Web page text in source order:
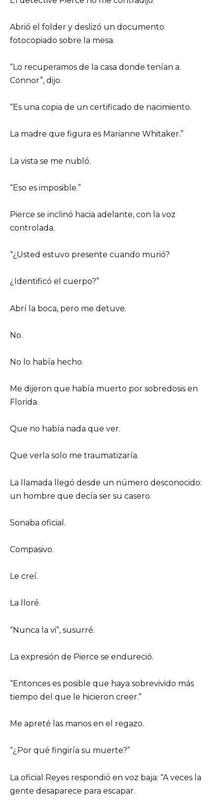
Abrió el folder y deslizó un documento
fotocopiado sobre la mesa.
“Lo recuperamos de la casa donde tenían a
Connor”, dijo.
“Es una copia de un certificado de nacimiento.
La madre que figura es Marianne Whitaker.”
La vista se me nubló.
“Eso es imposible.”
Pierce se inclinó hacia adelante, con la voz
controlada.
“¿Usted estuvo presente cuando murió?
¿Identificó el cuerpo?”
Abrí la boca, pero me detuve.
No.
No lo había hecho.
Me dijeron que había muerto por sobredosis en
Florida.
Que no había nada que ver.
Que verla solo me traumatizaría.
La llamada llegó desde un número desconocido:
un hombre que decía ser su casero.
Sonaba oficial.
Compasivo.
Le creí.
La lloré.
“Nunca la vi”, susurré.
La expresión de Pierce se endureció.
“Entonces es posible que haya sobrevivido más
tiempo del que le hicieron creer.”
Me apreté las manos en el regazo.
“¿Por qué fingiría su muerte?”
La oficial Reyes respondió en voz baja: “A veces la
gente desaparece para escapar.